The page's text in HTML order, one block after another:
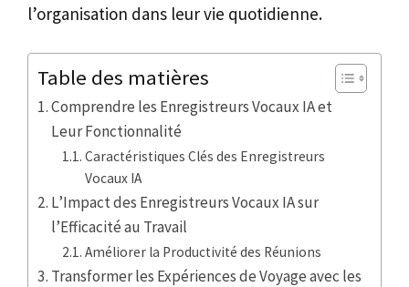
l’organisation dans leur vie quotidienne.
Table des matières
Comprendre les Enregistreurs Vocaux IA et
Leur Fonctionnalité
Caractéristiques Clés des Enregistreurs
Vocaux IA
L’Impact des Enregistreurs Vocaux IA sur
l’Efficacité au Travail
Améliorer la Productivité des Réunions
Transformer les Expériences de Voyage avec les